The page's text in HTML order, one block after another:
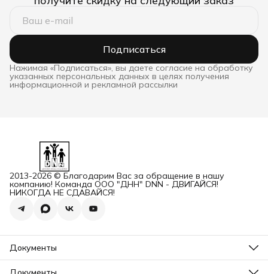
Подписаться
Нажимая «Подписаться», вы даете согласие на обработку
указанных персональных данных в целях получения
информационной и рекламной рассылки
2013-2026 © Благодарим Вас за обращение в нашу
компанию! Команда ООО "ДНН" DNN - ДВИГАЙСЯ!
НИКОГДА НЕ СДАВАЙСЯ!
Документы
ОГРН